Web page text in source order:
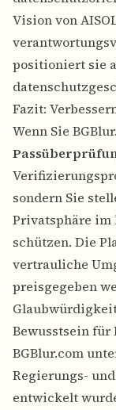
Vision von
positioniert sie
Fazit:
Wenn Sie
sondern Sie
Privatsphäre
schützen. Die
vertrauliche
preisgegeben
Bewusstsein
BGBlur.com
Regierungs-
entwickelt